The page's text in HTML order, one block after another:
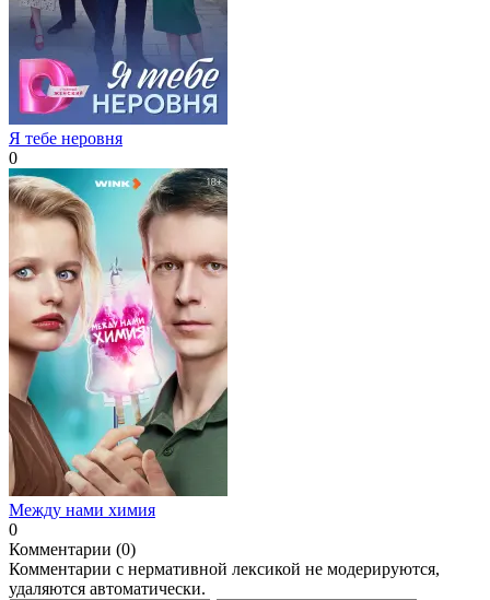
Я тебе неровня
0
Между нами химия
0
Комментарии (0)
Комментарии с нермативной лексикой не модерируются,
удаляются автоматически.